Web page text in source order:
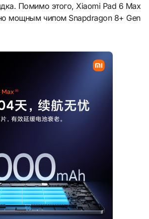
Помимо этого, Xiaomi Pad 6 Max
мощным чипом Snapdragon 8+ Gen